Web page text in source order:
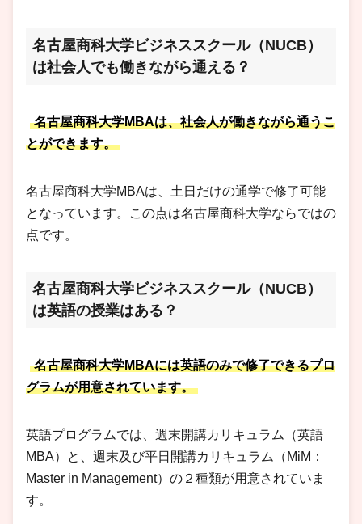
名古屋商科大学ビジネススクール（NUCB）
は社会人でも働きながら通える？
名古屋商科大学MBAは、社会人が働きながら通うこ
とができます。
名古屋商科大学MBAは、土日だけの通学で修了可能
となっています。この点は名古屋商科大学ならではの
点です。
名古屋商科大学ビジネススクール（NUCB）
は英語の授業はある？
名古屋商科大学MBAには英語のみで修了できるプロ
グラムが用意されています。
英語プログラムでは、週末開講カリキュラム（英語
MBA）と、週末及び平日開講カリキュラム（MiM：
Master in Management）の２種類が用意されていま
す。